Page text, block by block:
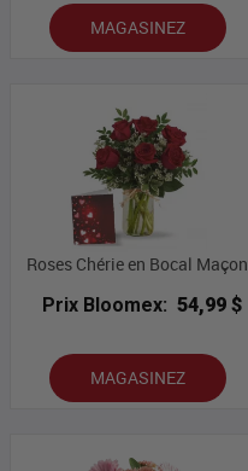
MAGASINEZ
Roses Chérie en Bocal Maçon
Prix Bloomex: 54,99 $
MAGASINEZ